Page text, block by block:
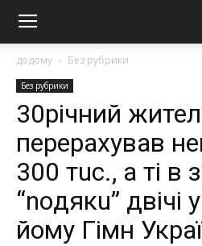
додому Без рубрики
Без рубрики
30річний
пeрepaхyвaв
300 тuс., a ті в
“noдякu” двiчi
йoмy Гiмн